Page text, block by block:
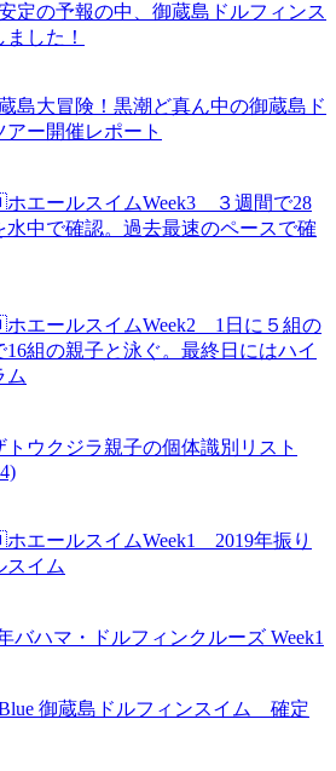
定の予報の中、御蔵島ドルフィンス
した！
島大冒険！黒潮ど真ん中の御蔵島ド
ー開催レポート
エールスイムWeek3 ３週間で28
水中で確認。過去最速のペースで確
エールスイムWeek2 1日に５組の
組の親子と泳ぐ。最終日にはハイ
ム
トウクジラ親子の個体識別リスト
エールスイムWeek1 2019年振り
スイム
バハマ・ドルフィンクルーズ Week1
Blue 御蔵島ドルフィンスイム 確定